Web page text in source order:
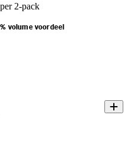
2-pack
volume voordeel